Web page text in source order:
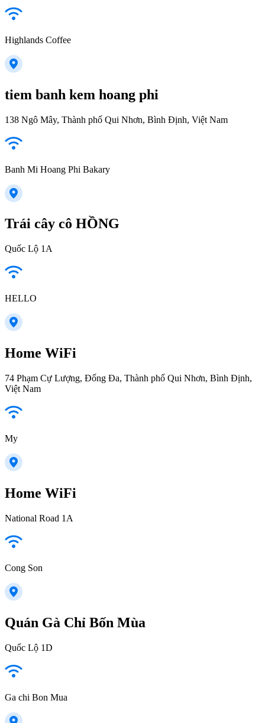
Highlands Coffee
tiem banh kem hoang phi
138 Ngô Mây, Thành phố Qui Nhơn, Bình Định, Việt Nam
Banh Mi Hoang Phi Bakary
Trái cây cô HỒNG
Quốc Lộ 1A
HELLO
Home WiFi
74 Phạm Cự Lượng, Đống Đa, Thành phố Qui Nhơn, Bình Định,
Việt Nam
My
Home WiFi
National Road 1A
Cong Son
Quán Gà Chỉ Bốn Mùa
Quốc Lộ 1D
Ga chi Bon Mua